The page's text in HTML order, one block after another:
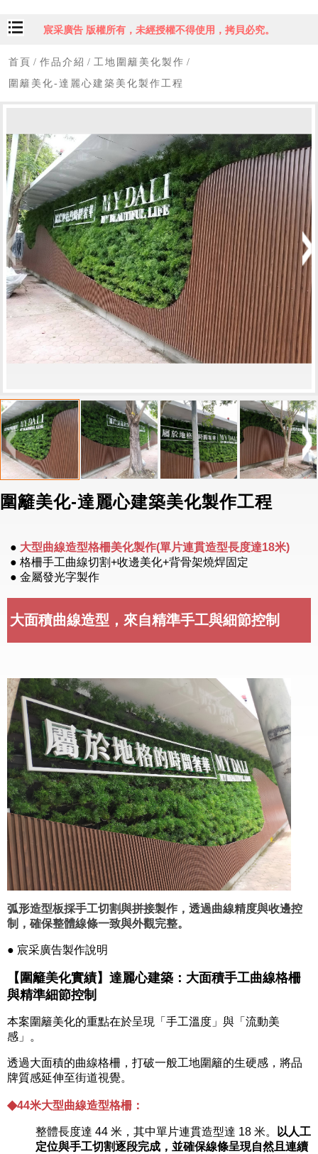
宸采廣告 版權所有，未經授權不得使用，拷貝必究。
首頁 / 作品介紹 / 工地圍籬美化製作 /
圍籬美化-達麗心建築美化製作工程
圍籬美化-達麗心建築美化製作工程
● 大型曲線造型格柵美化製作(單片連貫造型長度達18米)
● 格柵手工曲線切割+收邊美化+背骨架燒焊固定
● 金屬發光字製作
大面積曲線造型，來自精準手工與細節控制
弧形造型板採手工切割與拼接製作，透過曲線精度與收邊控
制，確保整體線條一致與外觀完整。
● 宸采廣告製作說明
【圍籬美化實績】達麗心建築：大面積手工曲線格柵
與精準細節控制
本案圍籬美化的重點在於呈現「手工溫度」與「流動美
感」。
透過大面積的曲線格柵，打破一般工地圍籬的生硬感，將品
牌質感延伸至街道視覺。
◆44米大型曲線造型格柵：
整體長度達 44 米，其中單片連貫造型達 18 米。
以人工
定位與手工切割逐段完成，並確保線條呈現自然且連續